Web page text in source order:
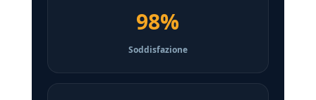
98%
Soddisfazione